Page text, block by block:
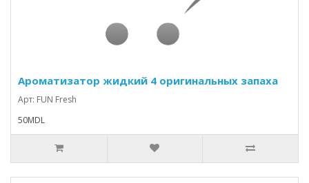
Ароматизатор жидкий 4 оригинальных запаха
Арт: FUN Fresh
50MDL